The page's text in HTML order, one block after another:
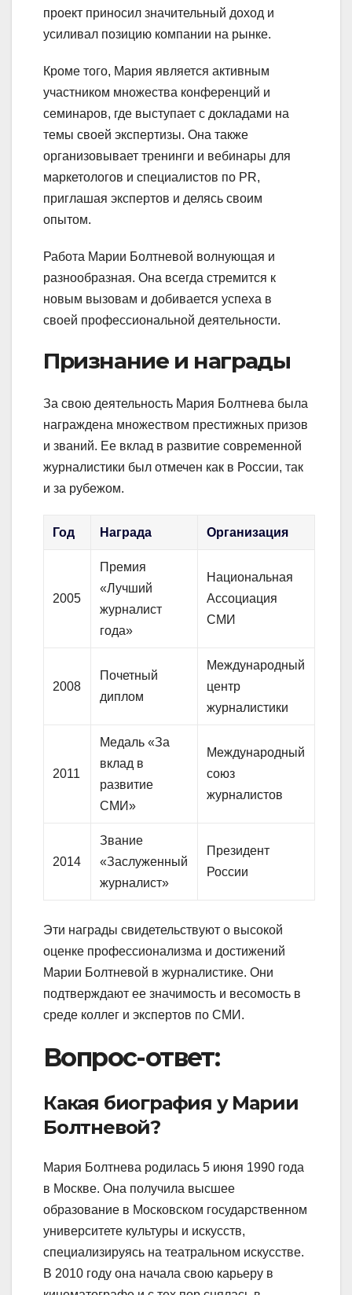
проект приносил значительный доход и
усиливал позицию компании на рынке.
Кроме того, Мария является активным
участником множества конференций и
семинаров, где выступает с докладами на
темы своей экспертизы. Она также
организовывает тренинги и вебинары для
маркетологов и специалистов по PR,
приглашая экспертов и делясь своим
опытом.
Работа Марии Болтневой волнующая и
разнообразная. Она всегда стремится к
новым вызовам и добивается успеха в
своей профессиональной деятельности.
Признание и награды
За свою деятельность Мария Болтнева была
награждена множеством престижных призов
и званий. Ее вклад в развитие современной
журналистики был отмечен как в России, так
и за рубежом.
Год Награда Организация
2005
Премия
«Лучший
журналист
года»
Национальная
Ассоциация
СМИ
2008
Почетный
диплом
Международный
центр
журналистики
2011
Медаль «За
вклад в
развитие
СМИ»
Международный
союз
журналистов
2014
Звание
«Заслуженный
журналист»
Президент
России
Эти награды свидетельствуют о высокой
оценке профессионализма и достижений
Марии Болтневой в журналистике. Они
подтверждают ее значимость и весомость в
среде коллег и экспертов по СМИ.
Вопрос-ответ:
Какая биография у Марии
Болтневой?
Мария Болтнева родилась 5 июня 1990 года
в Москве. Она получила высшее
образование в Московском государственном
университете культуры и искусств,
специализируясь на театральном искусстве.
В 2010 году она начала свою карьеру в